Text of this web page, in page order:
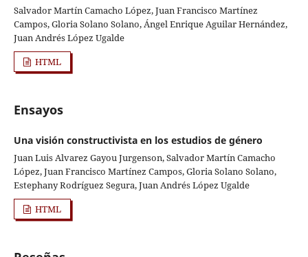
Salvador Martín Camacho López, Juan Francisco Martínez
Campos, Gloria Solano Solano, Ángel Enrique Aguilar Hernández,
Juan Andrés López Ugalde
HTML
Ensayos
Una visión constructivista en los estudios de género
Juan Luis Alvarez Gayou Jurgenson, Salvador Martín Camacho
López, Juan Francisco Martínez Campos, Gloria Solano Solano,
Estephany Rodríguez Segura, Juan Andrés López Ugalde
HTML